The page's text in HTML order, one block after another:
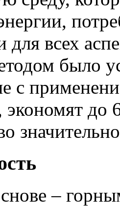
для всех
было
с
экономят до
–